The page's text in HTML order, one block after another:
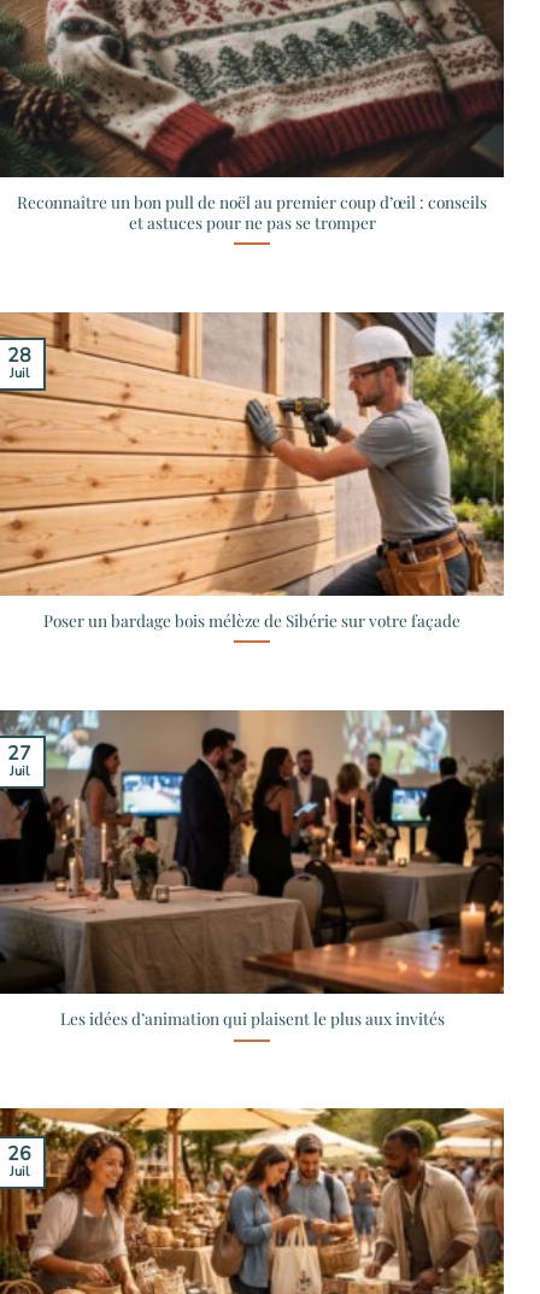
Reconnaître un bon pull de noël au premier coup d’œil : conseils
et astuces pour ne pas se tromper
Poser un bardage bois mélèze de Sibérie sur votre façade
28
Juil
Les idées d’animation qui plaisent le plus aux invités
27
Juil
26
Juil